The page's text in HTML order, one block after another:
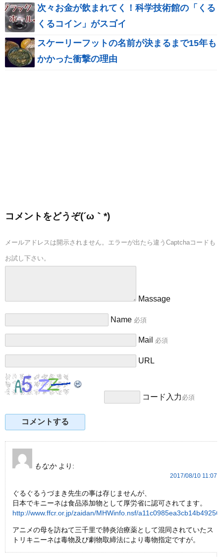
次々お金が飲まれてく！科学技術館の「くる
くるコイン」がスゴイ
スケーリーフットの名前が決まるまで15年も
かかった衝撃の理由
コメントをどうぞ(´ω｀*)
メールアドレスは開示されません。エラーが出たら違うCaptchaコードも
お試し下さい。
Massage
Name 必須
Mail 必須
URL
コード入力 必須
もなか より:
2017/08/10 11:07
ぐるぐるうづまき先生の事は存じませんが、
日本でキニーネは食品添加物として厚労省に認可されてます。
http://www.ffcr.or.jp/zaidan/MHWinfo.nsf/
アニメの母を訪ねて三千里で肺炎治療薬として混同されていたス
トリキニーネは毒物及び劇物取締法により毒物指定ですが。